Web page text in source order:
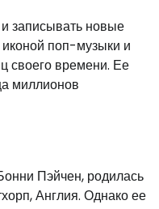
записывать новые
поп-музыки и
своего времени. Ее
миллионов
Пэйчен, родилась
Англия. Однако ее